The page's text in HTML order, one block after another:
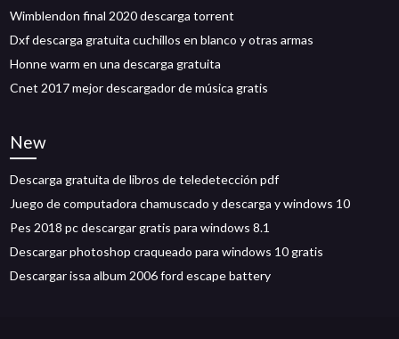
Wimblendon final 2020 descarga torrent
Dxf descarga gratuita cuchillos en blanco y otras armas
Honne warm en una descarga gratuita
Cnet 2017 mejor descargador de música gratis
New
Descarga gratuita de libros de teledetección pdf
Juego de computadora chamuscado y descarga y windows 10
Pes 2018 pc descargar gratis para windows 8.1
Descargar photoshop craqueado para windows 10 gratis
Descargar issa album 2006 ford escape battery